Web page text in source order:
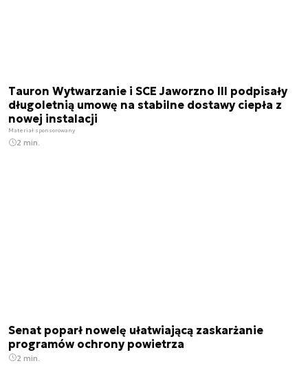
Tauron Wytwarzanie i SCE Jaworzno III podpisały
długoletnią umowę na stabilne dostawy ciepła z
nowej instalacji
Materiał sponsorowany
2 min.
Senat poparł nowelę ułatwiającą zaskarżanie
programów ochrony powietrza
2 min.